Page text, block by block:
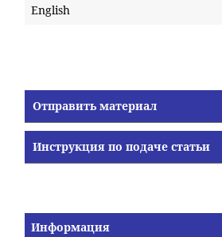
English
Отправить материал
Инструкция по подаче статьи
Информация